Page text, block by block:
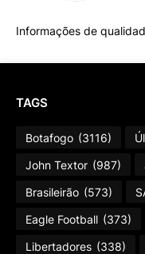
Informações de
TAGS
Botafogo (3116)
John Textor (987)
Brasileirão (573)
Eagle Football (373)
Libertadores (338)